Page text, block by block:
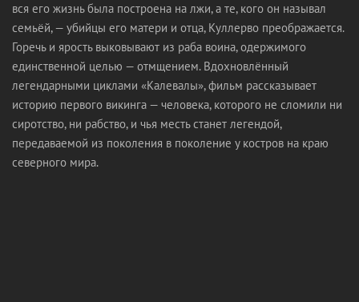
вся его жизнь была построена на лжи, а те, кого он называл
семьёй, — убийцы его матери и отца, Куллерво преображается.
Горечь и ярость выковывают из раба воина, одержимого
единственной целью — отмщением. Вдохновлённый
легендарными циклами «Калевалы», фильм рассказывает
историю первого викинга — человека, которого не сломили ни
сиротство, ни рабство, и чья месть станет легендой,
передаваемой из поколения в поколение у костров на краю
северного мира.